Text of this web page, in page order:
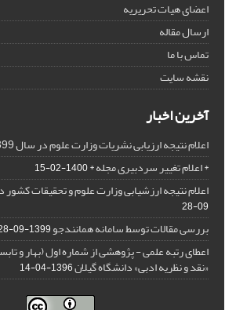
اعضای هیات تحریریه
ارسال مقاله
تماس با ما
نقشه سایت
آخرین اخبار
اعلام نتیجه ارزیابی نشریات وزارت علوم در سال 1399
* اعلام تغییر سردبیری مجله *1400-02-15
اعلام نتیجه ارزشیابی وزارت علوم و تحقیقات کشور در
09-28
بررسی مقالات توسط سامانه همانندجو1399-09-28
«نقد و نظریه ادبی» دانشگاه گیلان1396-04-14